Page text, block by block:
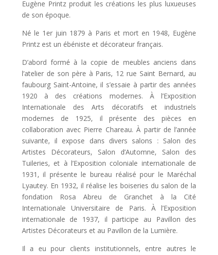
Eugène Printz produit les créations les plus luxueuses
de son époque.
Né le 1er juin 1879 à Paris et mort en 1948, Eugène
Printz est un ébéniste et décorateur français.
D’abord formé à la copie de meubles anciens dans
l’atelier de son père à Paris, 12 rue Saint Bernard, au
faubourg Saint-Antoine, il s’essaie à partir des années
1920 à des créations modernes. À l’Exposition
Internationale des Arts décoratifs et industriels
modernes de 1925, il présente des pièces en
collaboration avec Pierre Chareau. À partir de l’année
suivante, il expose dans divers salons : Salon des
Artistes Décorateurs, Salon d’Automne, Salon des
Tuileries, et à l’Exposition coloniale internationale de
1931, il présente le bureau réalisé pour le Maréchal
Lyautey. En 1932, il réalise les boiseries du salon de la
fondation Rosa Abreu de Granchet à la Cité
Internationale Universitaire de Paris. À l’Exposition
internationale de 1937, il participe au Pavillon des
Artistes Décorateurs et au Pavillon de la Lumière.
Il a eu pour clients institutionnels, entre autres le